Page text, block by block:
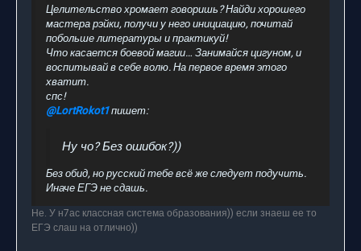
Целительство хромает говоришь? Найди хорошего
мастера рэйки, получи у него инициацию, почитай
побольше литературы и практикуй!
Что касается боевой магии… Занимайся цигуном, и
воспитывай в себе волю. На первое время этого
хватит.
спс!
@LortRokot1пишет:
Ну чо? Без ошибок?))
Без обид, но русский тебе всё же следует подучить.
Иначе ЕГЭ не сдашь.
Не. У н7ас классная система образования)) если знаеш ее то
ЕГЭ слаш на отлично))